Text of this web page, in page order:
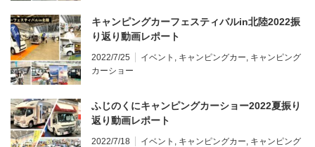
キャンピングカーフェスティバルin北陸2022振
り返り動画レポート
2022/7/25 イベント キャンピングカー キャンピング
カーショー
ふじのくにキャンピングカーショー2022夏振り
返り動画レポート
2022/7/18 イベント キャンピングカー キャンピング